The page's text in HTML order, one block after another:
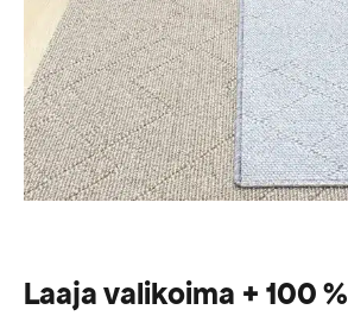
Laaja valikoima + 100 %